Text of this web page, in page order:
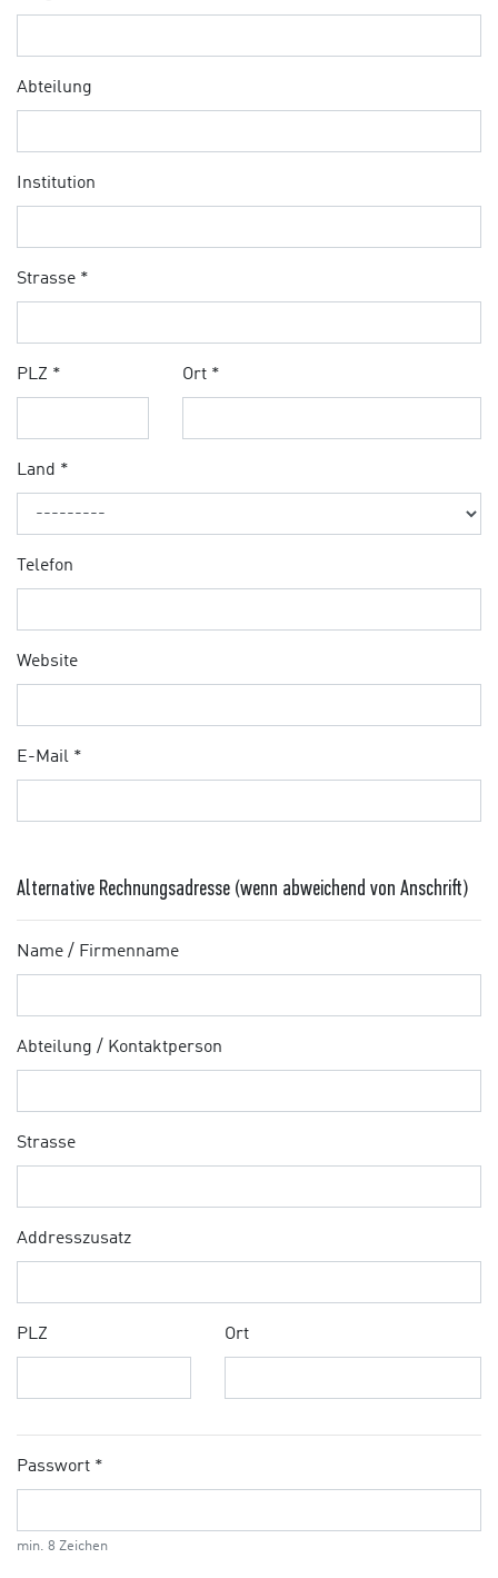
Abteilung
Institution
Strasse *
PLZ * Ort *
Land *
Telefon
Website
E-Mail *
Alternative Rechnungsadresse (wenn abweichend von Anschrift)
Name / Firmenname
Abteilung / Kontaktperson
Strasse
Addresszusatz
PLZ Ort
Passwort *
min. 8 Zeichen